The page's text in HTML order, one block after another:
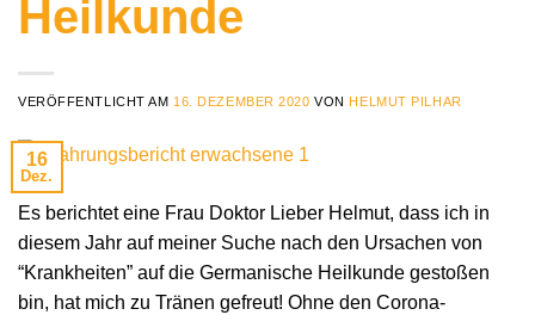
Heilkunde
VERÖFFENTLICHT AM 16. DEZEMBER 2020 VON HELMUT PILHAR
16
Dez.
Es berichtet eine Frau Doktor Lieber Helmut, dass ich in
diesem Jahr auf meiner Suche nach den Ursachen von
“Krankheiten” auf die Germanische Heilkunde gestoßen
bin, hat mich zu Tränen gefreut! Ohne den Corona-